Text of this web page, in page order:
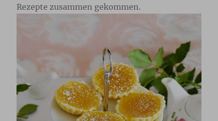
Rezepte zusammen gekommen.